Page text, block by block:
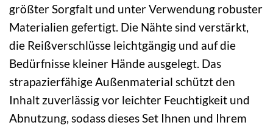
größter Sorgfalt und unter Verwendung robuster
Materialien gefertigt. Die Nähte sind verstärkt,
die Reißverschlüsse leichtgängig und auf die
Bedürfnisse kleiner Hände ausgelegt. Das
strapazierfähige Außenmaterial schützt den
Inhalt zuverlässig vor leichter Feuchtigkeit und
Abnutzung, sodass dieses Set Ihnen und Ihrem